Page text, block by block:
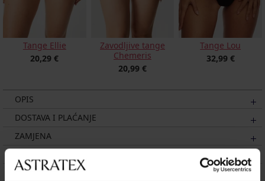
Tange Ellie
20,29 €
Zavodljive tange
Chemeris
20,99 €
Tange Lou
32,99 €
OPIS
DOSTAVA I PLAĆANJE
ZAMJENA
O BRANDU